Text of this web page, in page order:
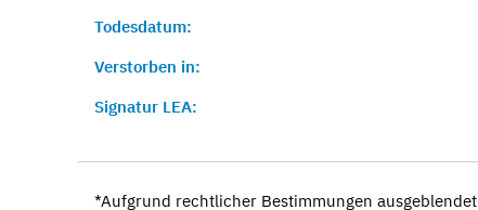
Todesdatum:
Verstorben in:
Signatur LEA:
*Aufgrund rechtlicher Bestimmungen ausgeblendet